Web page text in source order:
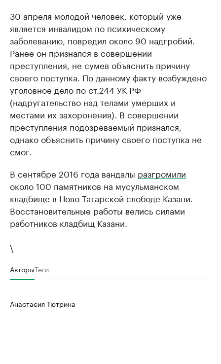
30 апреля молодой человек, который уже
является инвалидом по психическому
заболеванию, повредил около 90 надгробий.
Ранее он признался в совершении
преступления, не сумев объяснить причину
своего поступка. По данному факту возбуждено
уголовное дело по ст.244 УК РФ
(надругательство над телами умерших и
местами их захоронения). В совершении
преступления подозреваемый признался,
однако объяснить причину своего поступка не
смог.
В сентябре 2016 года вандалы разгромили
около 100 памятников на мусульманском
кладбище в Ново-Татарской слободе Казани.
Восстановительные работы велись силами
работников кладбищ Казани.
\
АвторыТеги
Анастасия Тютрина